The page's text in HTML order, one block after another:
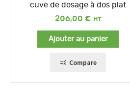
cuve de dosage à dos plat
206,00 €
Ajouter au panier
Compare